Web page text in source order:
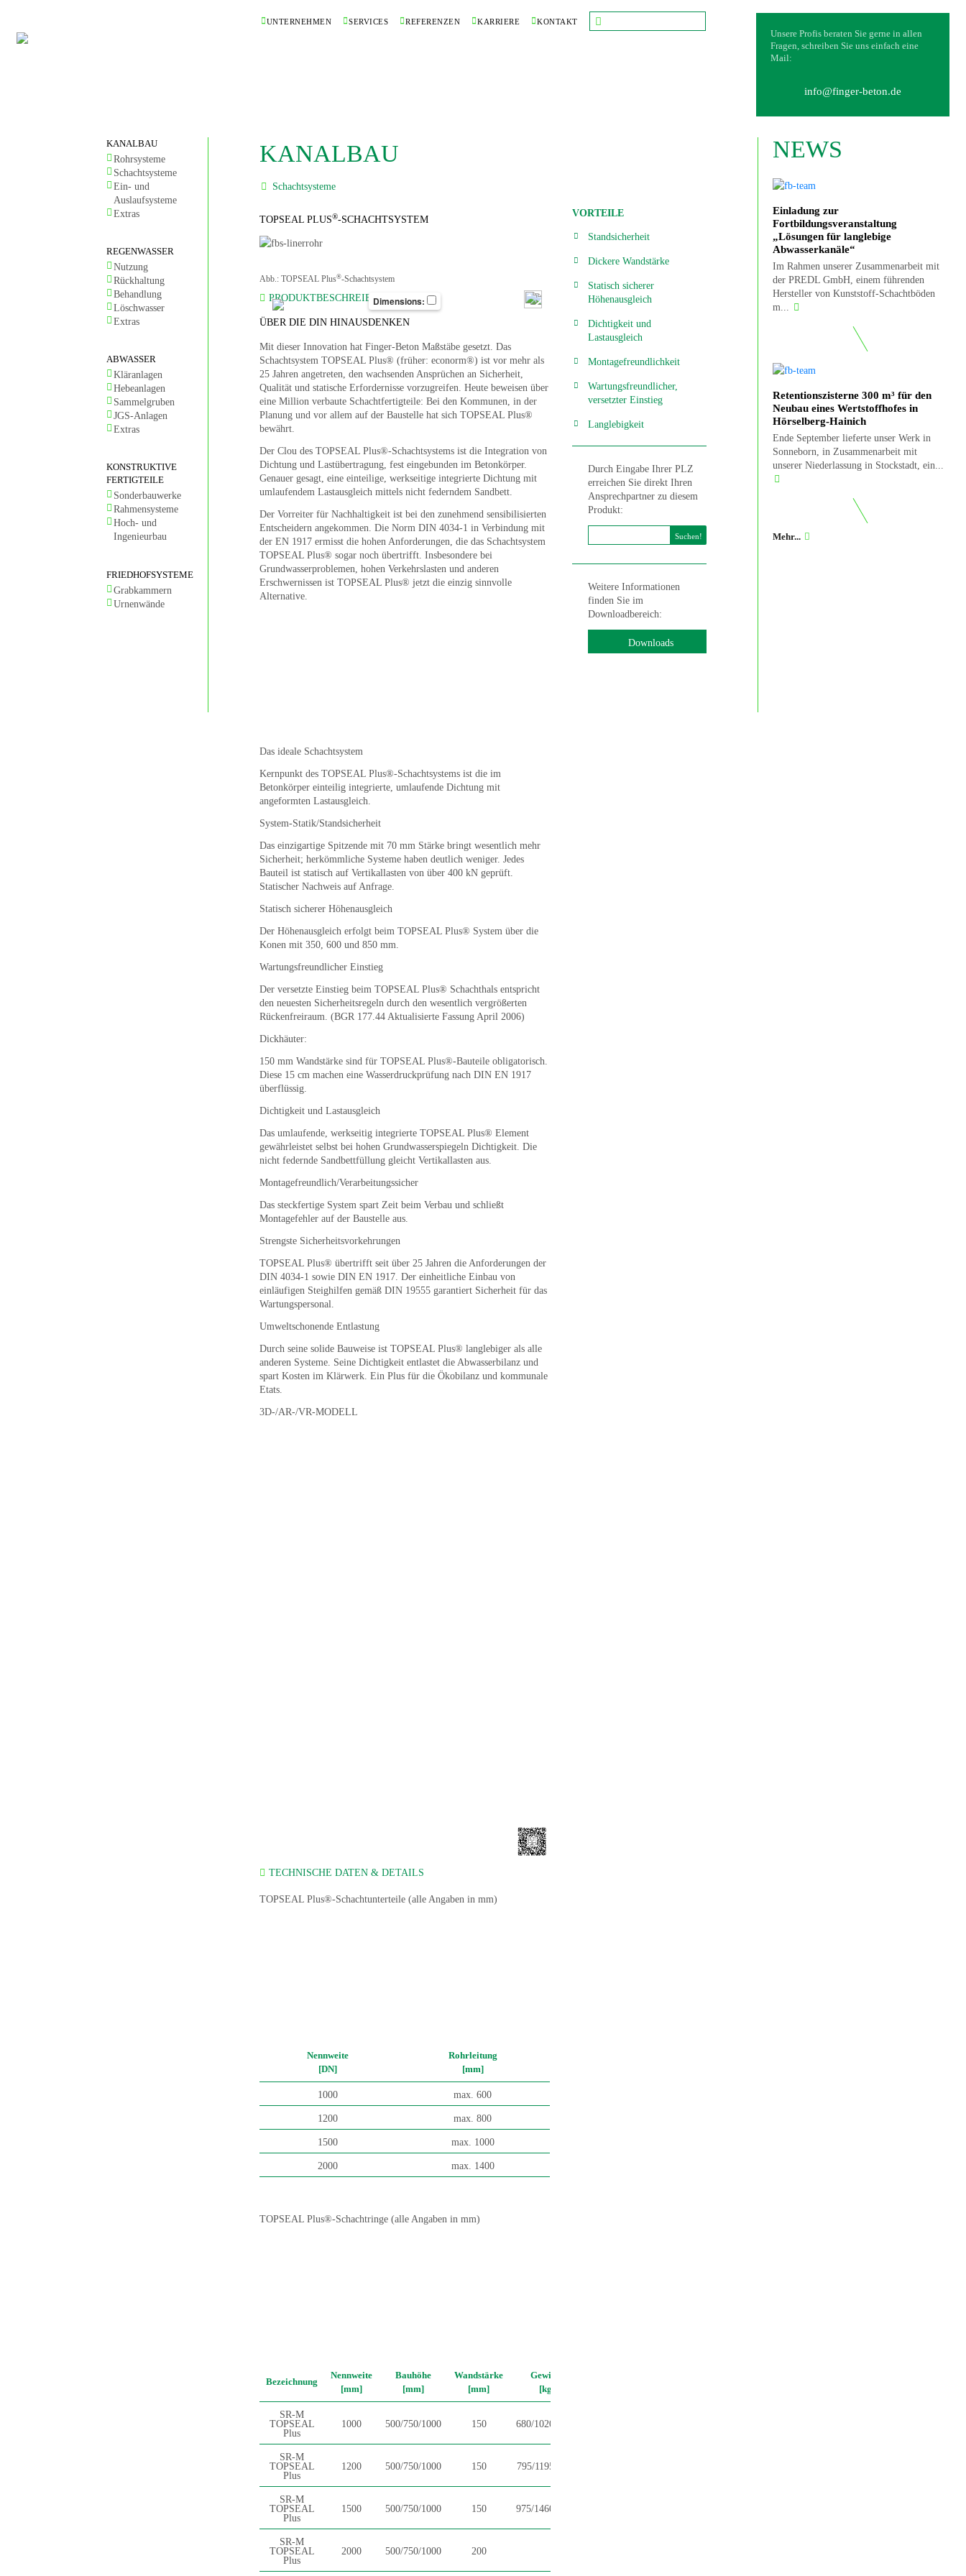
UNTERNEHMEN SERVICES REFERENZEN KARRIERE KONTAKT
Unsere Profis beraten Sie gerne in allen
Fragen, schreiben Sie uns einfach eine
Mail:
info@finger-beton.de
KANALBAU
Rohrsysteme
Schachtsysteme
Ein- und
Auslaufsysteme
Extras
REGENWASSER
Nutzung
Rückhaltung
Behandlung
Löschwasser
Extras
ABWASSER
Kläranlagen
Hebeanlagen
Sammelgruben
JGS-Anlagen
Extras
KONSTRUKTIVE
FERTIGTEILE
Sonderbauwerke
Rahmensysteme
Hoch- und
Ingenieurbau
FRIEDHOFSYSTEME
Grabkammern
Urnenwände
KANALBAU
Schachtsysteme
TOPSEAL PLUS®-SCHACHTSYSTEM
Abb.: TOPSEAL Plus®-Schachtsystem
PRODUKTBESCHREIBUNG
ÜBER DIE DIN HINAUSDENKEN
Mit dieser Innovation hat Finger-Beton Maßstäbe gesetzt. Das
Schachtsystem TOPSEAL Plus® (früher: econorm®) ist vor mehr als
25 Jahren angetreten, den wachsenden Ansprüchen an Sicherheit,
Qualität und statische Erfordernisse vorzugreifen. Heute beweisen über
eine Million verbaute Schachtfertigteile: Bei den Kommunen, in der
Planung und vor allem auf der Baustelle hat sich TOPSEAL Plus®
bewährt.
Der Clou des TOPSEAL Plus®-Schachtsystems ist die Integration von
Dichtung und Lastübertragung, fest eingebunden im Betonkörper.
Genauer gesagt, eine einteilige, werkseitige integrierte Dichtung mit
umlaufendem Lastausgleich mittels nicht federndem Sandbett.
Der Vorreiter für Nachhaltigkeit ist bei den zunehmend sensibilisierten
Entscheidern angekommen. Die Norm DIN 4034-1 in Verbindung mit
der EN 1917 ermisst die hohen Anforderungen, die das Schachtsystem
TOPSEAL Plus® sogar noch übertrifft. Insbesondere bei
Grundwasserproblemen, hohen Verkehrslasten und anderen
Erschwernissen ist TOPSEAL Plus® jetzt die einzig sinnvolle
Alternative.
Das ideale Schachtsystem
Kernpunkt des TOPSEAL Plus®-Schachtsystems ist die im
Betonkörper einteilig integrierte, umlaufende Dichtung mit
angeformten Lastausgleich.
System-Statik/Standsicherheit
Das einzigartige Spitzende mit 70 mm Stärke bringt wesentlich mehr
Sicherheit; herkömmliche Systeme haben deutlich weniger. Jedes
Bauteil ist statisch auf Vertikallasten von über 400 kN geprüft.
Statischer Nachweis auf Anfrage.
Statisch sicherer Höhenausgleich
Der Höhenausgleich erfolgt beim TOPSEAL Plus® System über die
Konen mit 350, 600 und 850 mm.
Wartungsfreundlicher Einstieg
Der versetzte Einstieg beim TOPSEAL Plus® Schachthals entspricht
den neuesten Sicherheitsregeln durch den wesentlich vergrößerten
Rückenfreiraum. (BGR 177.44 Aktualisierte Fassung April 2006)
Dickhäuter:
150 mm Wandstärke sind für TOPSEAL Plus®-Bauteile obligatorisch.
Diese 15 cm machen eine Wasserdruckprüfung nach DIN EN 1917
überflüssig.
Dichtigkeit und Lastausgleich
Das umlaufende, werkseitig integrierte TOPSEAL Plus® Element
gewährleistet selbst bei hohen Grundwasserspiegeln Dichtigkeit. Die
nicht federnde Sandbettfüllung gleicht Vertikallasten aus.
Montagefreundlich/Verarbeitungssicher
Das steckfertige System spart Zeit beim Verbau und schließt
Montagefehler auf der Baustelle aus.
Strengste Sicherheitsvorkehrungen
TOPSEAL Plus® übertrifft seit über 25 Jahren die Anforderungen der
DIN 4034-1 sowie DIN EN 1917. Der einheitliche Einbau von
einläufigen Steighilfen gemäß DIN 19555 garantiert Sicherheit für das
Wartungspersonal.
Umweltschonende Entlastung
Durch seine solide Bauweise ist TOPSEAL Plus® langlebiger als alle
anderen Systeme. Seine Dichtigkeit entlastet die Abwasserbilanz und
spart Kosten im Klärwerk. Ein Plus für die Ökobilanz und kommunale
Etats.
3D-/AR-/VR-MODELL
Dimensions:
TECHNISCHE DATEN & DETAILS
TOPSEAL Plus®-Schachtunterteile (alle Angaben in mm)
Nennweite
[DN]
Rohrleitung
[mm]
1000 max. 600
1200 max. 800
1500 max. 1000
2000 max. 1400
TOPSEAL Plus®-Schachtringe (alle Angaben in mm)
Bezeichnung
Nennweite
[mm]
Bauhöhe
[mm]
Wandstärke
[mm]
Gewicht
[kg]
SR-M
TOPSEAL
Plus
1000 500/750/1000 150 680/1020/1355
SR-M
TOPSEAL
Plus
1200 500/750/1000 150 795/1195/1590
SR-M
TOPSEAL
Plus
1500 500/750/1000 150 975/1460/1945
SR-M
TOPSEAL
Plus
2000 500/750/1000 200
VORTEILE
Standsicherheit
Dickere Wandstärke
Statisch sicherer
Höhenausgleich
Dichtigkeit und
Lastausgleich
Montagefreundlichkeit
Wartungsfreundlicher,
versetzter Einstieg
Langlebigkeit
Durch Eingabe Ihrer PLZ
erreichen Sie direkt Ihren
Ansprechpartner zu diesem
Produkt:
Suchen!
Weitere Informationen
finden Sie im
Downloadbereich:
Downloads
NEWS
Einladung zur
Fortbildungsveranstaltung
„Lösungen für langlebige
Abwasserkanäle“
Im Rahmen unserer Zusammenarbeit mit
der PREDL GmbH, einem führenden
Hersteller von Kunststoff-Schachtböden
m...
Retentionszisterne 300 m³ für den
Neubau eines Wertstoffhofes in
Hörselberg-Hainich
Ende September lieferte unser Werk in
Sonneborn, in Zusammenarbeit mit
unserer Niederlassung in Stockstadt, ein...
Mehr...